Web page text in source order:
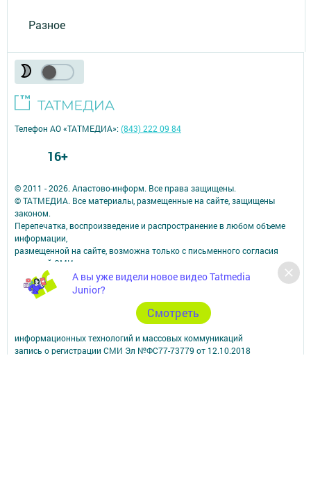
Разное
А вы уже видели новое видео Tatmedia
Junior?
Cмотреть
© 2011 - 2026. Апастово-информ. Все права защищены.
© ТАТМЕДИА. Все материалы, размещенные на сайте, защищены
законом.
Перепечатка, воспроизведение и распространение в любом объеме
информации,
размещенной на сайте, возможна только с письменного согласия
редакций СМИ.
При поддержке Республиканского агентства по печати и массовым
коммуникациям.
Наименование СМИ: Апастово-информ
СМИ зарегистрировано Федеральной службой по надзору в сфере
информационных технологий и массовых коммуникаций
запись о регистрации СМИ Эл №ФС77-73779 от 12.10.2018
Телефон АО «ТАТМЕДИА»:(843) 222 09 84
16+